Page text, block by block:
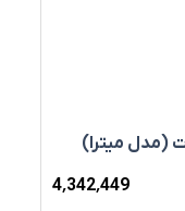
4٬342٬449